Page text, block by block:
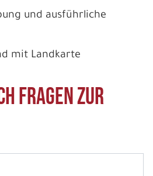
und ausführliche
mit Landkarte
Fragen zur